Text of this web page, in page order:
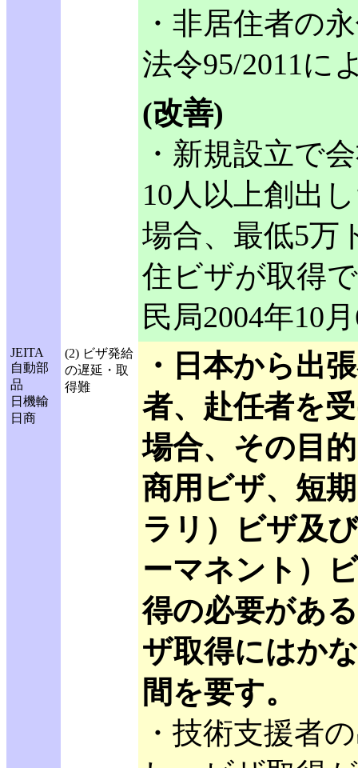
・非居住者の
法令95/2011に
(改善)
・新規設立で
10人以上創出
場合、最低5万
住ビザが取得
民局2004年10
JEITA
自動部
品
日機輸
日商
(2) ビザ発給
の遅延・取
得難
・日本から出
者、赴任者を
場合、その目
商用ビザ、短
ラリ）ビザ及
ーマネント）
得の必要があ
ザ取得にはか
間を要す。
・技術支援者